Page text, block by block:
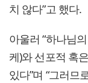
치 않다”고 했다.
아울러 “하나님
케)와 선포적 혹
있다”며 “그러므